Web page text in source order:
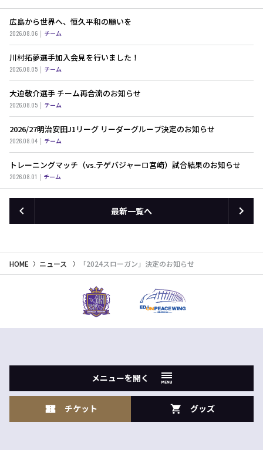
広島から世界へ、恒久平和の願いを
2026.08.06 チーム
川村拓夢選手加入会見を行いました！
2026.08.05 チーム
大迫敬介選手 チーム再合流のお知らせ
2026.08.05 チーム
2026/27明治安田J1リーグ リーダーグループ決定のお知らせ
2026.08.04 チーム
トレーニングマッチ（vs.テゲバジャーロ宮崎）試合結果のお知らせ
2026.08.01 チーム
最新一覧へ
HOME ニュース 「2024スローガン」決定のお知らせ
メニューを開く
チケット グッズ